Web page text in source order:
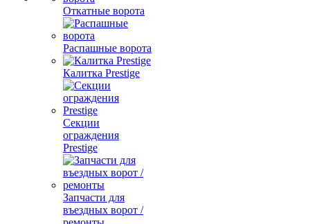
Откатные ворота
Распашные ворота
Калитка Prestige
Секции
ограждения
Prestige
Запчасти для
въездных ворот /